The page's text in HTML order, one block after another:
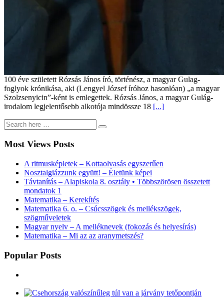
100 éve született Rózsás János író, történész, a magyar Gulag-
foglyok krónikása, aki (Lengyel József íróhoz hasonlóan) „a magyar
Szolzsenyicin”-ként is emlegettek. Rózsás János, a magyar Gulág-
irodalom legjelentősebb alkotója mindössze 18 [...]
Most Views Posts
A ritmusképletek – Kottaolvasás egyszerűen
Nosztalgiázzunk együtt! – Életünk képei
Távtanítás – Alapiskola 8. osztály • Többszörösen összetett
mondatok 1
Matematika – Kerekítés
Matematika 6. o. – Csúcsszögek és mellékszögek,
szögműveletek
Magyar nyelv – A melléknevek (fokozás és helyesírás)
Matematika – Mi az az aranymetszés?
Popular Posts